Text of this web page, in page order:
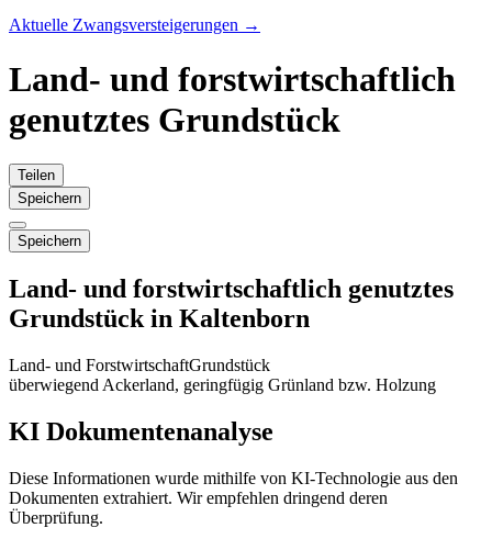
Aktuelle Zwangsversteigerungen →
Land- und forstwirtschaftlich
genutztes Grundstück
Teilen
Speichern
Speichern
Land- und forstwirtschaftlich genutztes
Grundstück in Kaltenborn
Land- und ForstwirtschaftGrundstück
überwiegend Ackerland, geringfügig Grünland bzw. Holzung
KI Dokumentenanalyse
Diese Informationen wurde mithilfe von KI-Technologie aus den
Dokumenten extrahiert. Wir empfehlen dringend deren
Überprüfung.